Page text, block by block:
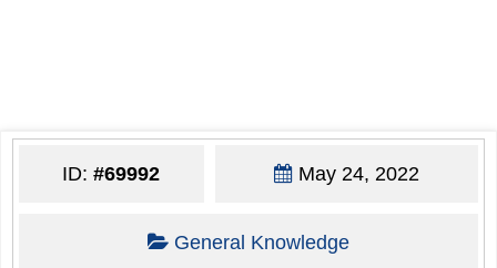
ID:#69992 May 24, 2022
General Knowledge